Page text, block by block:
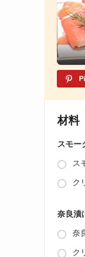
材料
スモー
ス
ク
奈良漬
奈
ク